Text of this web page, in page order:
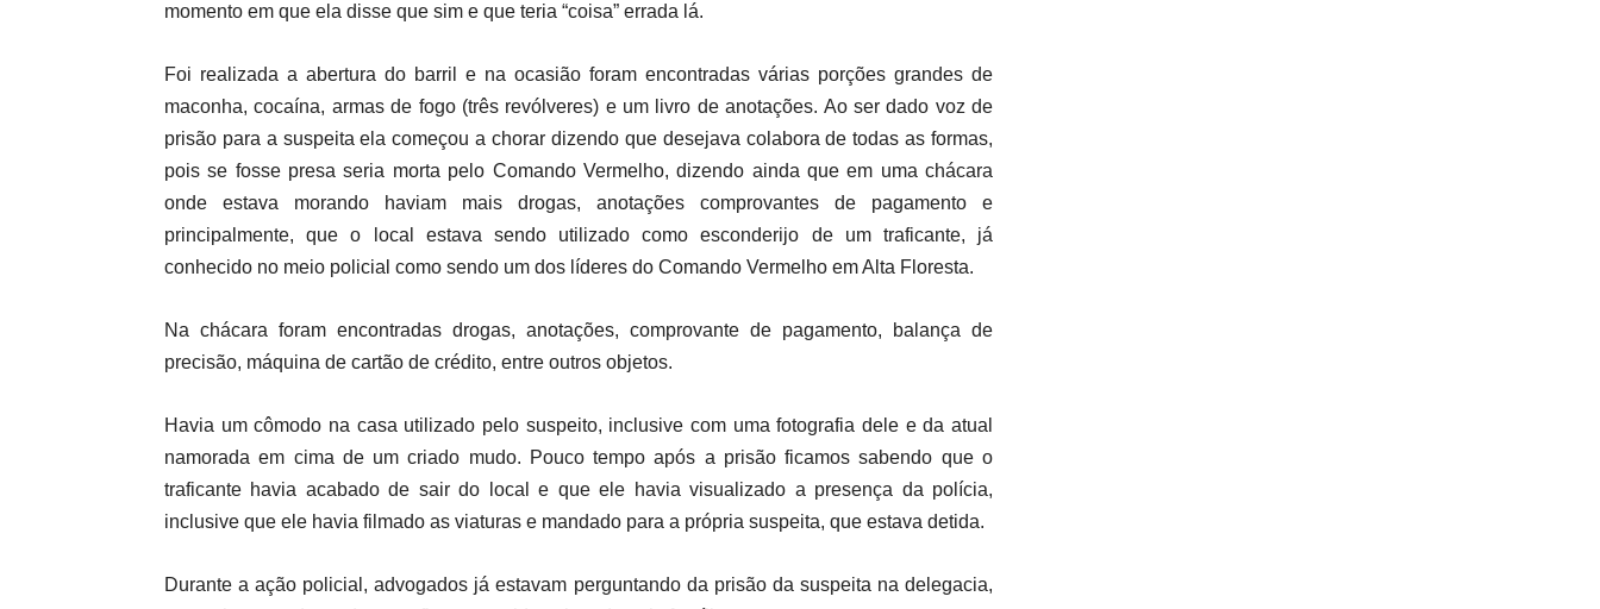
momento em que ela disse que sim e que teria “coisa” errada lá.
Foi realizada a abertura do barril e na ocasião foram encontradas várias porções grandes de
maconha, cocaína, armas de fogo (três revólveres) e um livro de anotações. Ao ser dado voz de
prisão para a suspeita ela começou a chorar dizendo que desejava colabora de todas as formas,
pois se fosse presa seria morta pelo Comando Vermelho, dizendo ainda que em uma chácara
onde estava morando haviam mais drogas, anotações comprovantes de pagamento e
principalmente, que o local estava sendo utilizado como esconderijo de um traficante, já
conhecido no meio policial como sendo um dos líderes do Comando Vermelho em Alta Floresta.
Na chácara foram encontradas drogas, anotações, comprovante de pagamento, balança de
precisão, máquina de cartão de crédito, entre outros objetos.
Havia um cômodo na casa utilizado pelo suspeito, inclusive com uma fotografia dele e da atual
namorada em cima de um criado mudo. Pouco tempo após a prisão ficamos sabendo que o
traficante havia acabado de sair do local e que ele havia visualizado a presença da polícia,
inclusive que ele havia filmado as viaturas e mandado para a própria suspeita, que estava detida.
Durante a ação policial, advogados já estavam perguntando da prisão da suspeita na delegacia,